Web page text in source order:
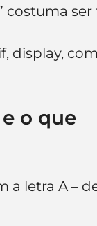
costuma ser
display,
o que
a letra A –